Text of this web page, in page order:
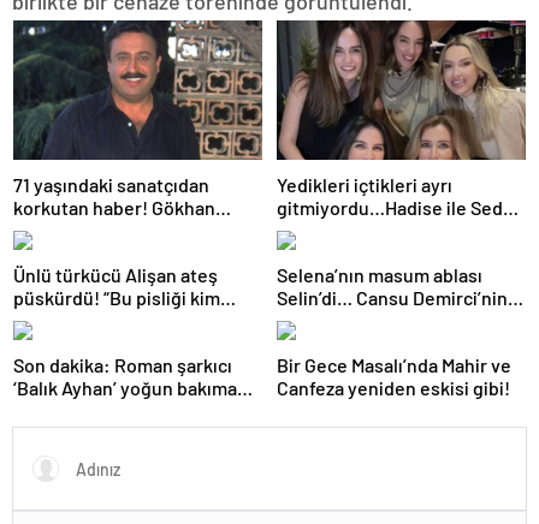
71 yaşındaki sanatçıdan
korkutan haber! Gökhan
Güney hastaneye kaldırıldı!
Yedikleri içtikleri ayrı
gitmiyordu…Hadise ile Seda
Bakan arasında ipler koptu!
Seda Bakan’dan manidar
paylaşım…
Ünlü türkücü Alişan ateş
püskürdü! “Bu pisliği kim
yaptıysa ortaya çıkacak!”
Selena’nın masum ablası
Selin’di… Cansu Demirci’nin
yıllar sonraki hali gündem
oldu! Güzelliğinden hiçbir şey
kaybetmemiş…
Son dakika: Roman şarkıcı
‘Balık Ayhan’ yoğun bakıma
Küçükboyacı’dan ilk açıklama
geldi: Allah’tan ümit
kesilmez…
Bir Gece Masalı’nda Mahir ve
Canfeza yeniden eskisi gibi!